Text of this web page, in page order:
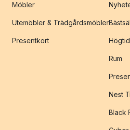
Möbler
Utemöbler & Trädgårdsmöbler
Presentkort
Rum
Nest
Black